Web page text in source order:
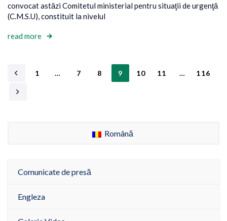
convocat astăzi Comitetul ministerial pentru situaţii de urgenţă
(C.M.S.U), constituit la nivelul
read more
1 … 7 8 9 10 11 … 116
Română
Comunicate de presă
Engleza